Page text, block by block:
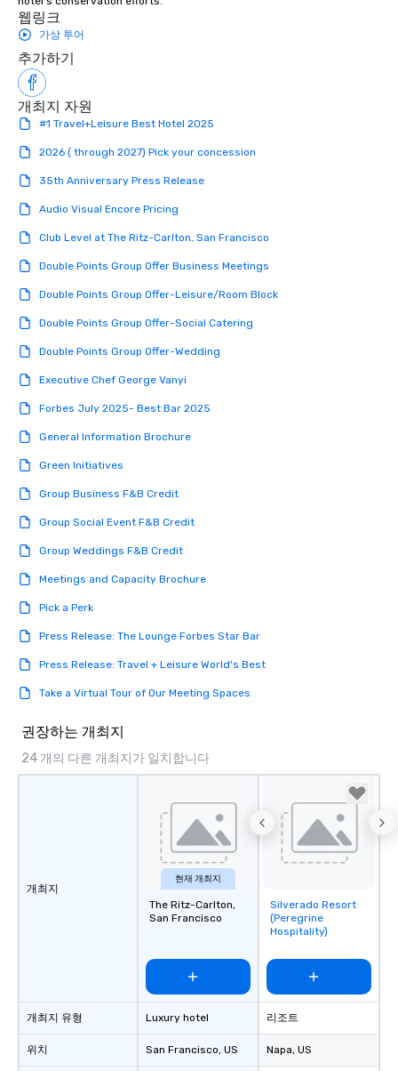
웹링크
가상 투어
추가하기
개최지 자원
#1 Travel+Leisure Best Hotel 2025
2026 ( through 2027) Pick your concession
35th Anniversary Press Release
Audio Visual Encore Pricing
Club Level at The Ritz-Carlton, San Francisco
Double Points Group Offer Business Meetings
Double Points Group Offer-Leisure/Room Block
Double Points Group Offer-Social Catering
Double Points Group Offer-Wedding
Executive Chef George Vanyi
Forbes July 2025- Best Bar 2025
General Information Brochure
Green Initiatives
Group Business F&B Credit
Group Social Event F&B Credit
Group Weddings F&B Credit
Meetings and Capacity Brochure
Pick a Perk
Press Release: The Lounge Forbes Star Bar
Press Release: Travel + Leisure World's Best
Take a Virtual Tour of Our Meeting Spaces
권장하는 개최지
24 개의 다른 개최지가 일치합니다
개최지
개최지 유형
위치
현재 개최지
The Ritz-Carlton,
San Francisco
Luxury hotel
San Francisco, US
Removed from
favorites
Silverado Resort
(Peregrine
Hospitality)
리조트
Napa, US